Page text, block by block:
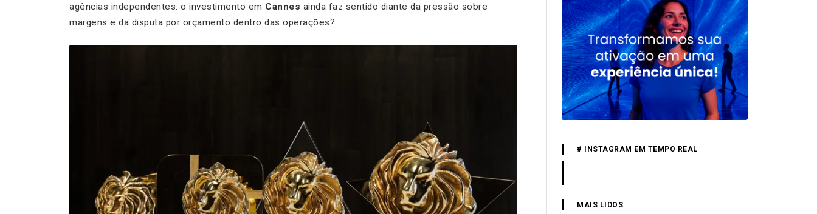
agências independentes: o investimento em Cannes ainda faz sentido diante da pressão sobre
margens e da disputa por orçamento dentro das operações?
# INSTAGRAM EM TEMPO REAL
MAIS LIDOS